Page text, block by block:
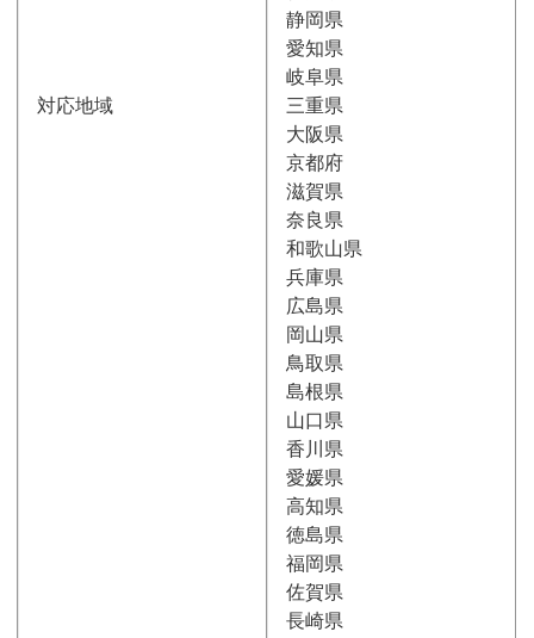
対応地域
静岡県
愛知県
岐阜県
三重県
大阪県
京都府
滋賀県
奈良県
和歌山県
兵庫県
広島県
岡山県
鳥取県
島根県
山口県
香川県
愛媛県
高知県
徳島県
福岡県
佐賀県
長崎県